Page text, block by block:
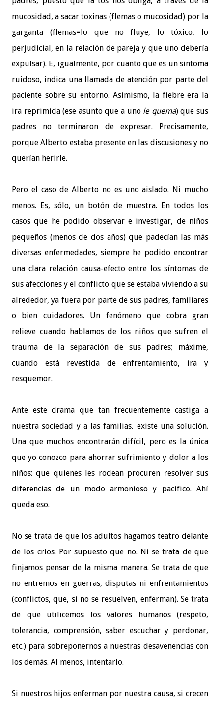
mucosidad, a sacar toxinas (flemas o mucosidad) por la
garganta (flemas=lo que no fluye, lo tóxico, lo
perjudicial, en la relación de pareja y que uno debería
expulsar). E, igualmente, por cuanto que es un síntoma
ruidoso, indica una llamada de atención por parte del
paciente sobre su entorno. Asimismo, la fiebre era la
ira reprimida (ese asunto que a uno le quema) que sus
padres no terminaron de expresar. Precisamente,
porque Alberto estaba presente en las discusiones y no
querían herirle.
Pero el caso de Alberto no es uno aislado. Ni mucho
menos. Es, sólo, un botón de muestra. En todos los
casos que he podido observar e investigar, de niños
pequeños (menos de dos años) que padecían las más
diversas enfermedades, siempre he podido encontrar
una clara relación causa-efecto entre los síntomas de
sus afecciones y el conflicto que se estaba viviendo a su
alrededor, ya fuera por parte de sus padres, familiares
o bien cuidadores. Un fenómeno que cobra gran
relieve cuando hablamos de los niños que sufren el
trauma de la separación de sus padres; máxime,
cuando está revestida de enfrentamiento, ira y
resquemor.
Ante este drama que tan frecuentemente castiga a
nuestra sociedad y a las familias, existe una solución.
Una que muchos encontrarán difícil, pero es la única
que yo conozco para ahorrar sufrimiento y dolor a los
niños: que quienes les rodean procuren resolver sus
diferencias de un modo armonioso y pacífico. Ahí
queda eso.
No se trata de que los adultos hagamos teatro delante
de los críos. Por supuesto que no. Ni se trata de que
finjamos pensar de la misma manera. Se trata de que
no entremos en guerras, disputas ni enfrentamientos
(conflictos, que, si no se resuelven, enferman). Se trata
de que utilicemos los valores humanos (respeto,
tolerancia, comprensión, saber escuchar y perdonar,
etc.) para sobreponernos a nuestras desavenencias con
los demás. Al menos, intentarlo.
Si nuestros hijos enferman por nuestra causa, si crecen